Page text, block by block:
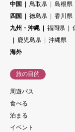
中国
鳥取県 島根県
四国
徳島県 香川県
九州・沖縄
福岡県
鹿児島県
沖縄県
海外
旅の目的
周遊パス
食べる
泊まる
イベント